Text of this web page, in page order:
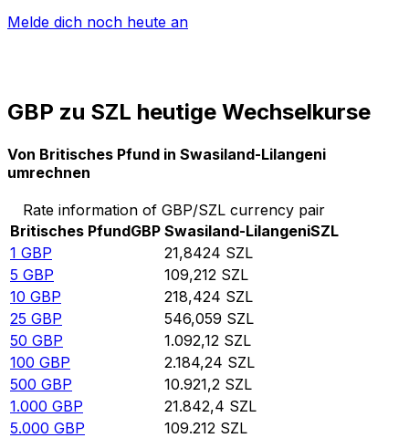
Melde dich noch heute an
GBP zu SZL heutige Wechselkurse
Von Britisches Pfund in Swasiland-Lilangeni
umrechnen
Rate information of GBP/SZL currency pair
Britisches PfundGBP Swasiland-LilangeniSZL
1 GBP 21,8424 SZL
5 GBP 109,212 SZL
10 GBP 218,424 SZL
25 GBP 546,059 SZL
50 GBP 1.092,12 SZL
100 GBP 2.184,24 SZL
500 GBP 10.921,2 SZL
1.000 GBP 21.842,4 SZL
5.000 GBP 109.212 SZL